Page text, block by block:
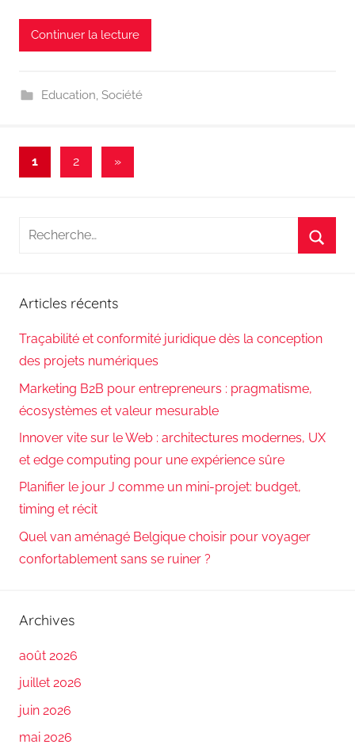
Continuer la lecture
Education, Société
Pagination
1 2
Articles
»
Recherche
Articles récents
Traçabilité et conformité juridique dès la conception
des projets numériques
Marketing B2B pour entrepreneurs : pragmatisme,
écosystèmes et valeur mesurable
Innover vite sur le Web : architectures modernes, UX
et edge computing pour une expérience sûre
Planifier le jour J comme un mini-projet: budget,
timing et récit
Quel van aménagé Belgique choisir pour voyager
confortablement sans se ruiner ?
Archives
août 2026
juillet 2026
juin 2026
mai 2026